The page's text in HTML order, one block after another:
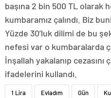
başına 2 bin 500 TL olarak
kumbaramız çalındı. Biz
Yüzde 30’luk dilimi de bu
nefesi var o kumbaralarda
İnşallah yakalanıp
ifadelerini kullandı.
1 Lira Evladım Gün